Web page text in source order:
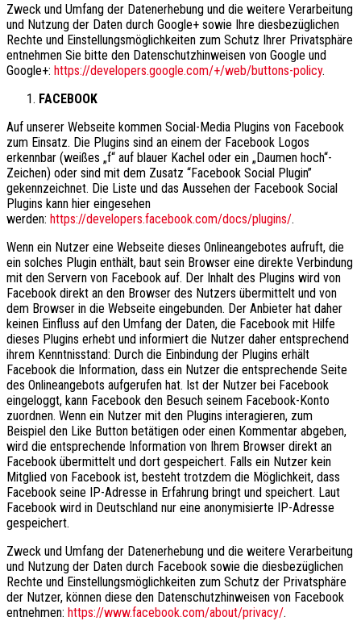
Zweck und Umfang der Datenerhebung und die weitere Verarbeitung
und Nutzung der Daten durch Google+ sowie Ihre diesbezüglichen
Rechte und Einstellungsmöglichkeiten zum Schutz Ihrer Privatsphäre
entnehmen Sie bitte den Datenschutzhinweisen von Google und
Google+: https://developers.google.com/+/web/buttons-policy.
FACEBOOK
Auf unserer Webseite kommen Social-Media Plugins von Facebook
zum Einsatz. Die Plugins sind an einem der Facebook Logos
erkennbar (weißes „f“ auf blauer Kachel oder ein „Daumen hoch“-
Zeichen) oder sind mit dem Zusatz “Facebook Social Plugin”
gekennzeichnet. Die Liste und das Aussehen der Facebook Social
Plugins kann hier eingesehen
werden: https://developers.facebook.com/docs/plugins/.
Wenn ein Nutzer eine Webseite dieses Onlineangebotes aufruft, die
ein solches Plugin enthält, baut sein Browser eine direkte Verbindung
mit den Servern von Facebook auf. Der Inhalt des Plugins wird von
Facebook direkt an den Browser des Nutzers übermittelt und von
dem Browser in die Webseite eingebunden. Der Anbieter hat daher
keinen Einfluss auf den Umfang der Daten, die Facebook mit Hilfe
dieses Plugins erhebt und informiert die Nutzer daher entsprechend
ihrem Kenntnisstand: Durch die Einbindung der Plugins erhält
Facebook die Information, dass ein Nutzer die entsprechende Seite
des Onlineangebots aufgerufen hat. Ist der Nutzer bei Facebook
eingeloggt, kann Facebook den Besuch seinem Facebook-Konto
zuordnen. Wenn ein Nutzer mit den Plugins interagieren, zum
Beispiel den Like Button betätigen oder einen Kommentar abgeben,
wird die entsprechende Information von Ihrem Browser direkt an
Facebook übermittelt und dort gespeichert. Falls ein Nutzer kein
Mitglied von Facebook ist, besteht trotzdem die Möglichkeit, dass
Facebook seine IP-Adresse in Erfahrung bringt und speichert. Laut
Facebook wird in Deutschland nur eine anonymisierte IP-Adresse
gespeichert.
Zweck und Umfang der Datenerhebung und die weitere Verarbeitung
und Nutzung der Daten durch Facebook sowie die diesbezüglichen
Rechte und Einstellungsmöglichkeiten zum Schutz der Privatsphäre
der Nutzer, können diese den Datenschutzhinweisen von Facebook
entnehmen: https://www.facebook.com/about/privacy/.